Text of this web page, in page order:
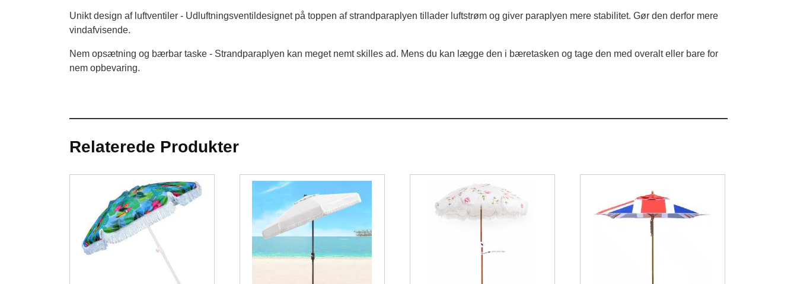
Unikt design af luftventiler - Udluftningsventildesignet på toppen af ​​strandparaplyen tillader luftstrøm og giver paraplyen mere stabilitet. Gør den derfor mere
vindafvisende.
Nem opsætning og bærbar taske - Strandparaplyen kan meget nemt skilles ad. Mens du kan lægge den i bæretasken og tage den med overalt eller bare for
nem opbevaring.
Relaterede Produkter